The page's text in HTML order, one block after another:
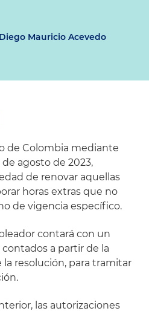
Diego Mauricio Acevedo
de Colombia mediante
agosto de 2023,
de renovar aquellas
horas extras que no
de vigencia específico.
contará con un
a partir de la
resolución, para tramitar
las autorizaciones